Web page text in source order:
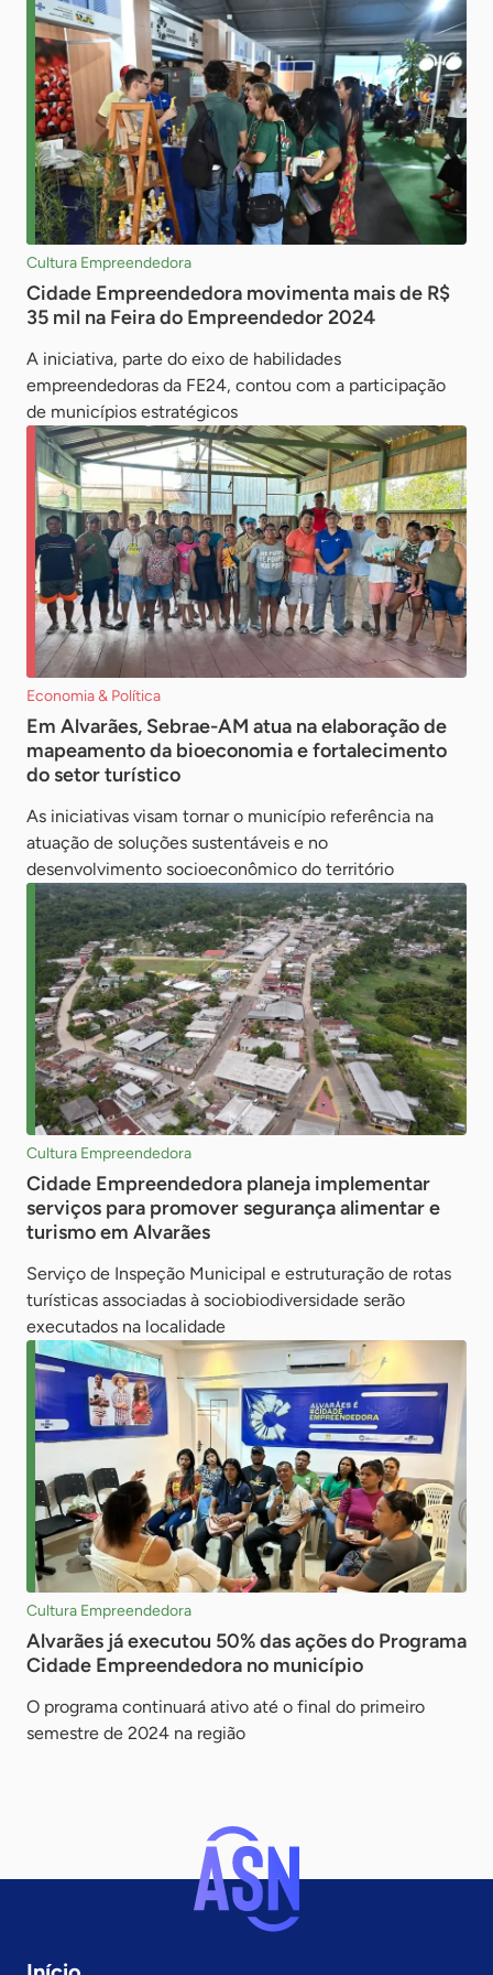
Cultura Empreendedora
Cidade Empreendedora movimenta mais de R$
35 mil na Feira do Empreendedor 2024
A iniciativa, parte do eixo de habilidades
empreendedoras da FE24, contou com a participação
de municípios estratégicos
Economia & Política
Em Alvarães, Sebrae-AM atua na elaboração de
mapeamento da bioeconomia e fortalecimento
do setor turístico
As iniciativas visam tornar o município referência na
atuação de soluções sustentáveis e no
desenvolvimento socioeconômico do território
Cultura Empreendedora
Cidade Empreendedora planeja implementar
serviços para promover segurança alimentar e
turismo em Alvarães
Serviço de Inspeção Municipal e estruturação de rotas
turísticas associadas à sociobiodiversidade serão
executados na localidade
Cultura Empreendedora
Alvarães já executou 50% das ações do Programa
Cidade Empreendedora no município
O programa continuará ativo até o final do primeiro
semestre de 2024 na região